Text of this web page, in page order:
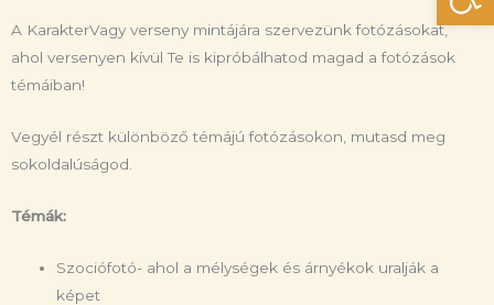
A KarakterVagy verseny mintájára szervezünk fotózásokat,
ahol versenyen kívül Te is kipróbálhatod magad a fotózások
témáiban!
Vegyél részt különböző témájú fotózásokon, mutasd meg
sokoldalúságod.
Témák:
Szociófotó- ahol a mélységek és árnyékok uralják a
képet